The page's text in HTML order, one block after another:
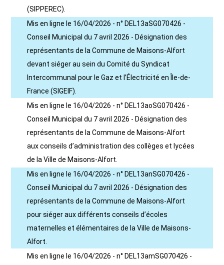
(SIPPEREC).
Mis en ligne le 16/04/2026 - n° DEL13aSG070426 -
Conseil Municipal du 7 avril 2026 - Désignation des
représentants de la Commune de Maisons-Alfort
devant siéger au sein du Comité du Syndicat
Intercommunal pour le Gaz et l’Électricité en Île-de-
France (SIGEIF).
Mis en ligne le 16/04/2026 - n° DEL13aoSG070426 -
Conseil Municipal du 7 avril 2026 - Désignation des
représentants de la Commune de Maisons-Alfort
aux conseils d’administration des collèges et lycées
de la Ville de Maisons-Alfort.
Mis en ligne le 16/04/2026 - n° DEL13anSG070426 -
Conseil Municipal du 7 avril 2026 - Désignation des
représentants de la Commune de Maisons-Alfort
pour siéger aux différents conseils d’écoles
maternelles et élémentaires de la Ville de Maisons-
Alfort.
Mis en ligne le 16/04/2026 - n° DEL13amSG070426 -